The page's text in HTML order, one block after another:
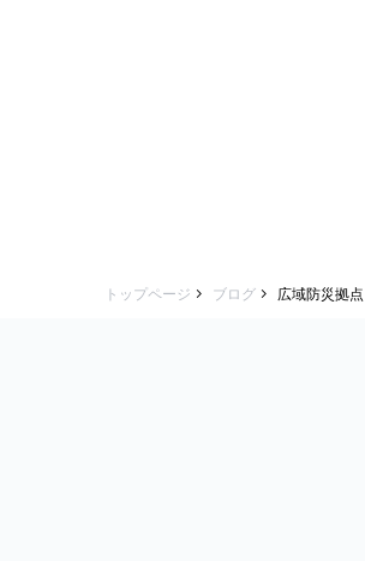
トップページ ブログ 広域防災拠点